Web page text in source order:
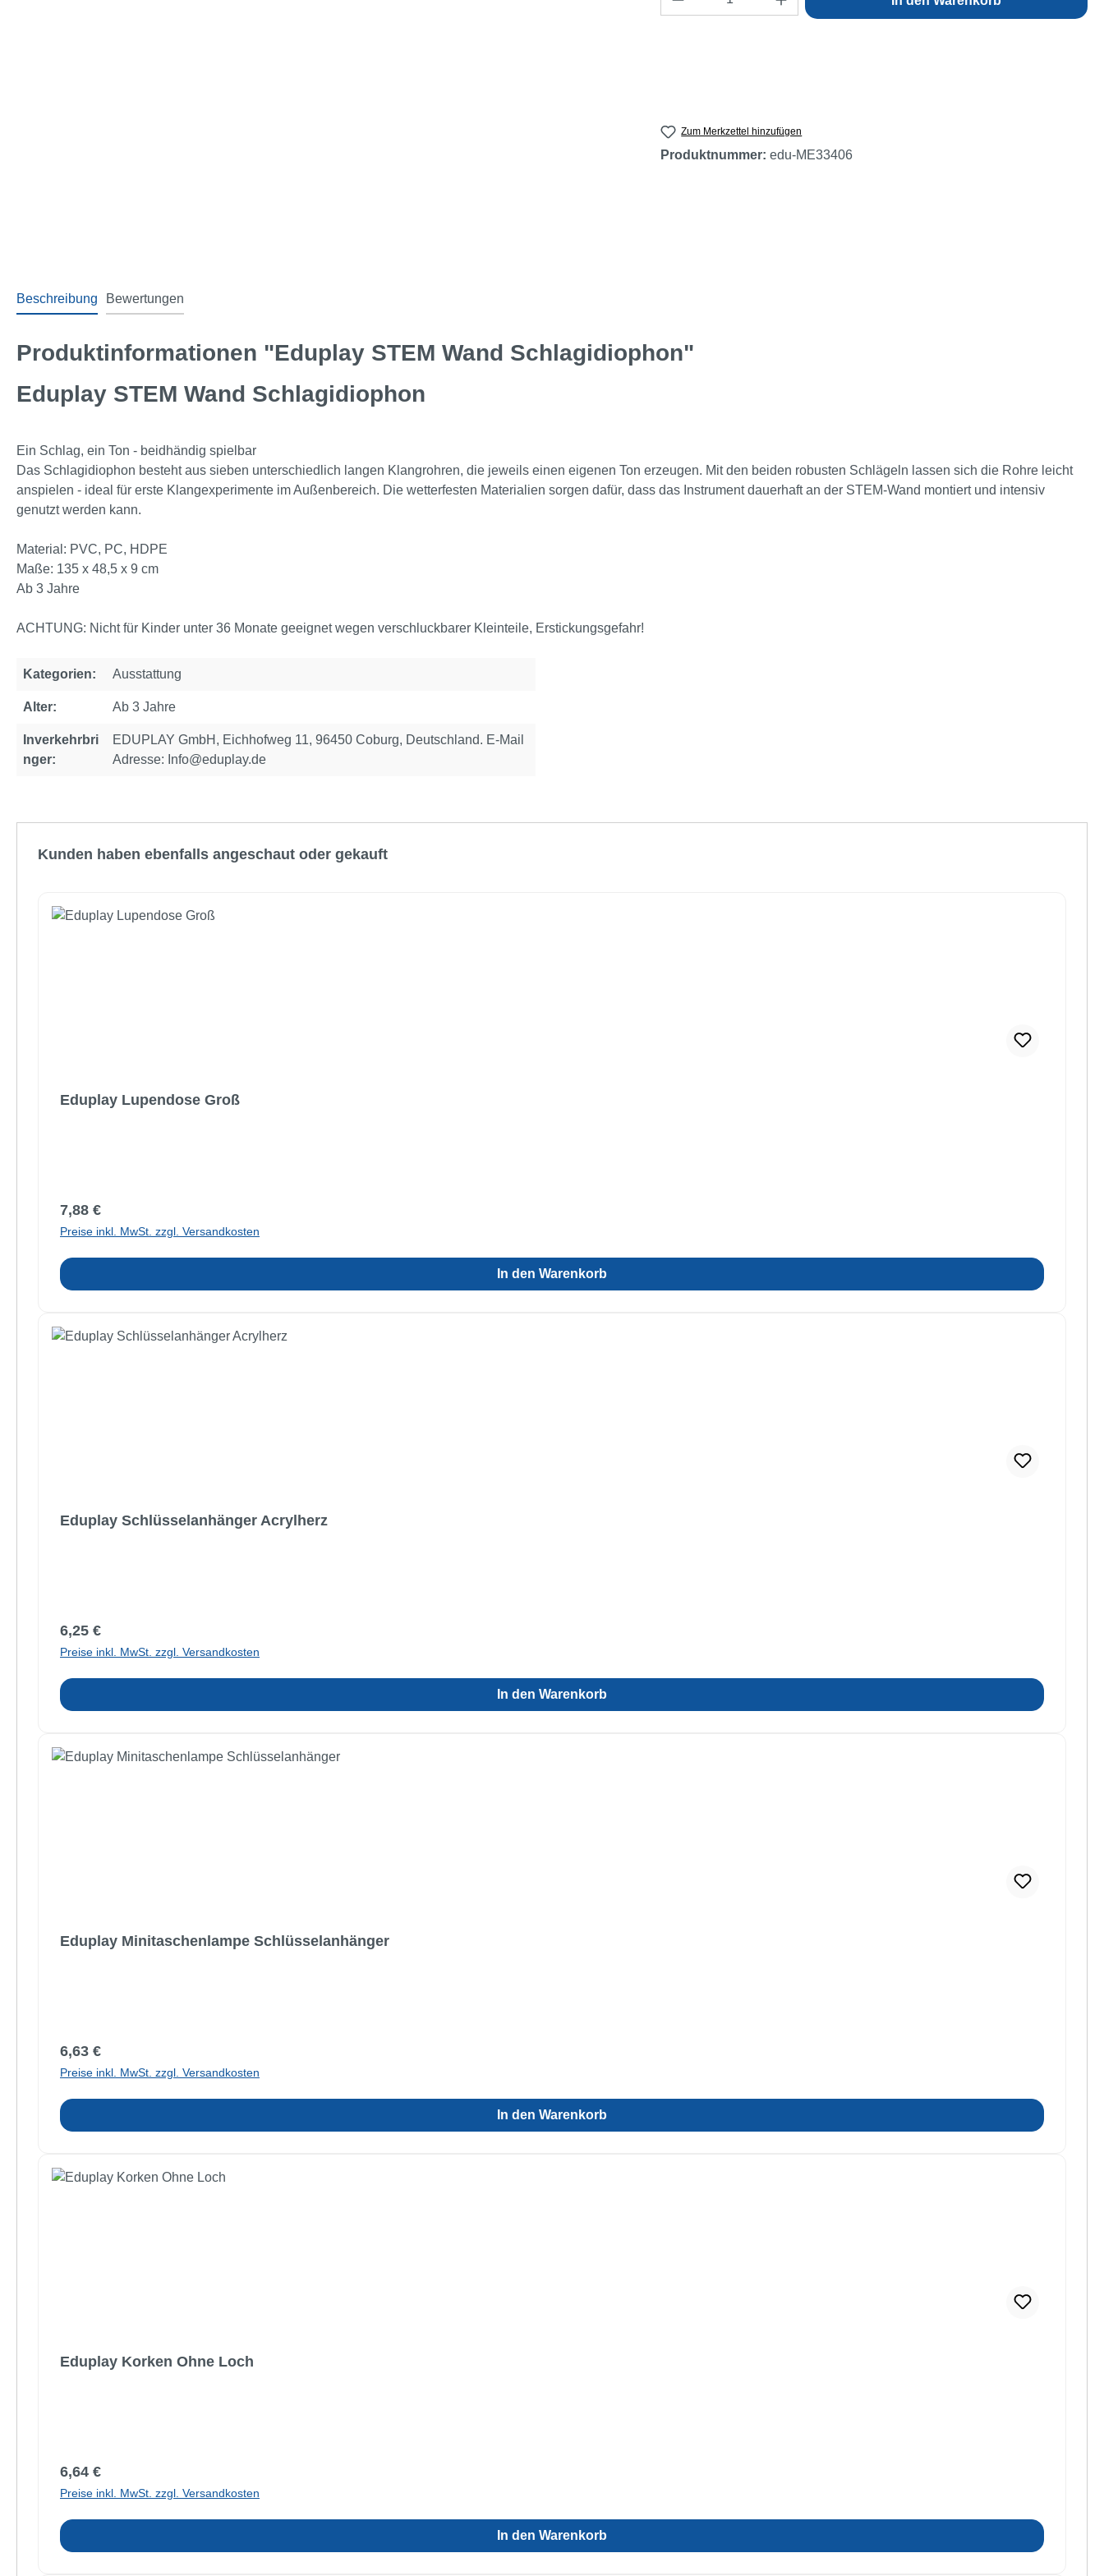
Zum Merkzettel hinzufügen
Produktnummer: edu-ME33406
Beschreibung Bewertungen
Produktinformationen "Eduplay STEM Wand Schlagidiophon"
Eduplay STEM Wand Schlagidiophon
Ein Schlag, ein Ton - beidhändig spielbar
Das Schlagidiophon besteht aus sieben unterschiedlich langen Klangrohren, die jeweils einen eigenen Ton erzeugen. Mit den beiden robusten Schlägeln lassen sich die Rohre leicht
anspielen - ideal für erste Klangexperimente im Außenbereich. Die wetterfesten Materialien sorgen dafür, dass das Instrument dauerhaft an der STEM-Wand montiert und intensiv
genutzt werden kann.
Material: PVC, PC, HDPE
Maße: 135 x 48,5 x 9 cm
Ab 3 Jahre
ACHTUNG: Nicht für Kinder unter 36 Monate geeignet wegen verschluckbarer Kleinteile, Erstickungsgefahr!
Kategorien: Ausstattung
Alter: Ab 3 Jahre
Inverkehrbri
nger:
EDUPLAY GmbH, Eichhofweg 11, 96450 Coburg, Deutschland. E-Mail
Adresse: Info@eduplay.de
Kunden haben ebenfalls angeschaut oder gekauft
Eduplay Lupendose Groß
Regulärer Preis:
7,88 €
Preise inkl. MwSt. zzgl. Versandkosten
In den Warenkorb
Eduplay Schlüsselanhänger Acrylherz
Regulärer Preis:
6,25 €
Preise inkl. MwSt. zzgl. Versandkosten
In den Warenkorb
Eduplay Minitaschenlampe Schlüsselanhänger
Regulärer Preis:
6,63 €
Preise inkl. MwSt. zzgl. Versandkosten
In den Warenkorb
Eduplay Korken Ohne Loch
Regulärer Preis:
6,64 €
Preise inkl. MwSt. zzgl. Versandkosten
In den Warenkorb